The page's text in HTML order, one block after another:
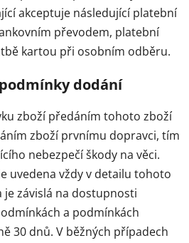
akceptuje následující platební
převodem, platební
kartou při osobním odběru.
dodání
zboží předáním tohoto zboží
zboží prvnímu dopravci, tím
nebezpečí škody na věci.
uvedena vždy v detailu tohoto
závislá na dostupnosti
a podmínkách
30 dnů. V běžných případech